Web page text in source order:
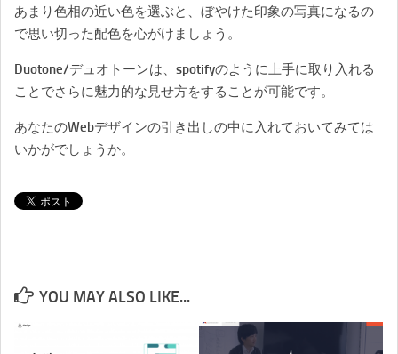
あまり色相の近い色を選ぶと、ぼやけた印象の写真になるの
で思い切った配色を心がけましょう。
Duotone/デュオトーンは、spotifyのように上手に取り入れる
ことでさらに魅力的な見せ方をすることが可能です。
あなたのWebデザインの引き出しの中に入れておいてみては
いかがでしょうか。
YOU MAY ALSO LIKE...